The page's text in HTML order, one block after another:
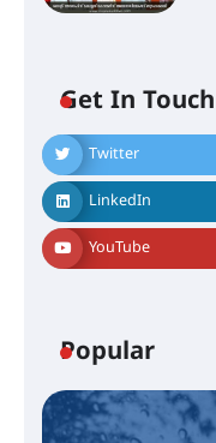
Get In Touch
Twitter
LinkedIn
YouTube
Popular